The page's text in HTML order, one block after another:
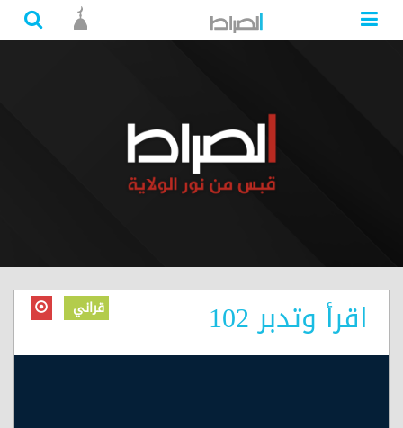
اقرأ وتدبر 102 قراني